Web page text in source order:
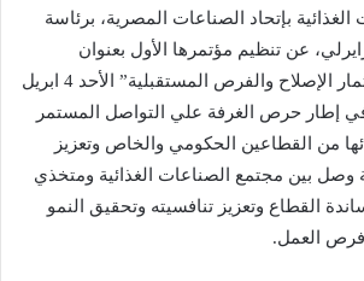
بإتحاد الصناعات المصرية، برئاسة
عن تنظيم مؤتمرها الأول بعنوان
“الصناعات الغذائية” ثمار الإصلاح والفرص المستقبلية” الأحد 4 ابريل
في إطار حرص الغرفة علي التواصل المستمر
من القطاعين الحكومي والخاص وتعزيز
وصل بين مجتمع الصناعات الغذائية ومتخذي
القطاع وتعزيز تنافسيته وتحقيق النمو
فرص العمل.